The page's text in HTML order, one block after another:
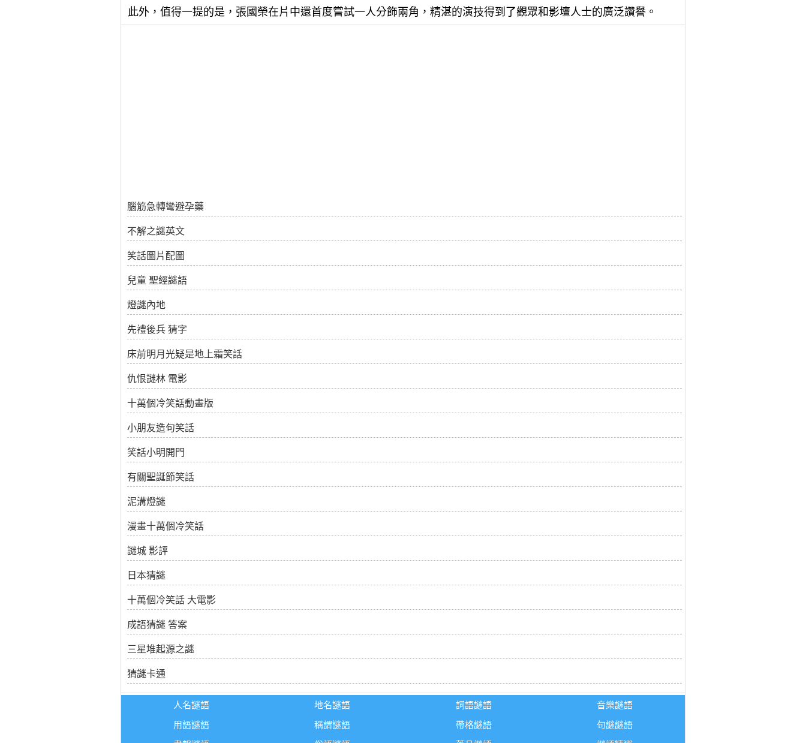
此外，值得一提的是，張國榮在片中還首度嘗試一人分飾兩角，精湛的演技得到了觀眾和影壇人士的廣泛讚譽。
腦筋急轉彎避孕藥
不解之謎英文
笑話圖片配圖
兒童 聖經謎語
燈謎內地
先禮後兵 猜字
床前明月光疑是地上霜笑話
仇恨謎林 電影
十萬個冷笑話動畫版
小朋友造句笑話
笑話小明開門
有關聖誕節笑話
泥溝燈謎
漫畫十萬個冷笑話
謎城 影評
日本猜謎
十萬個冷笑話 大電影
成語猜謎 答案
三星堆起源之謎
猜謎卡通
人名謎語 地名謎語 詞語謎語
音樂謎語
用語謎語
稱謂謎語 帶格謎語
句謎謎語